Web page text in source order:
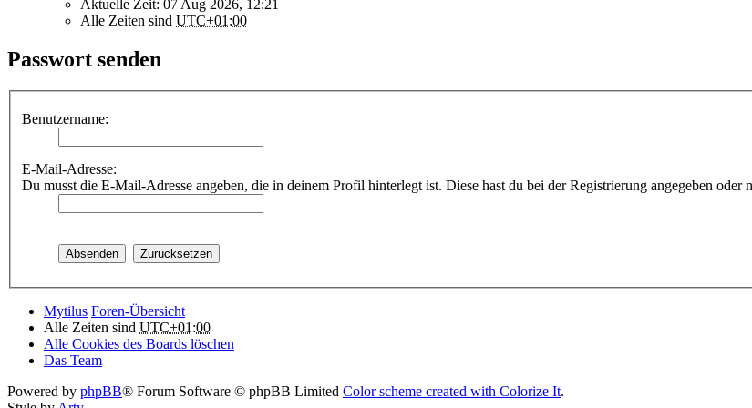
Aktuelle Zeit: 07 Aug 2026, 12:21
Alle Zeiten sind UTC+01:00
Passwort senden
Benutzername:
E-Mail-Adresse:
Du musst die E-Mail-Adresse angeben, die in deinem Profil hinterlegt ist. Diese hast du bei der Registrierung angegeben oder
Mytilus Foren-Übersicht
Alle Zeiten sind UTC+01:00
Alle Cookies des Boards löschen
Das Team
Powered by phpBB® Forum Software © phpBB Limited Color scheme created with Colorize It.